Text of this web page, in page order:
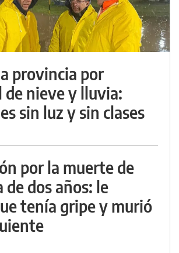
provincia por
nieve y lluvia:
sin luz y sin clases
por la muerte de
de dos años: le
tenía gripe y murió